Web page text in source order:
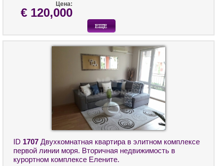
Цена:
€ 120,000
ID 1707 Двухкомнатная квартира в элитном комплексе
первой линии моря. Вторичная недвижимость в
курортном комплексе Елените.